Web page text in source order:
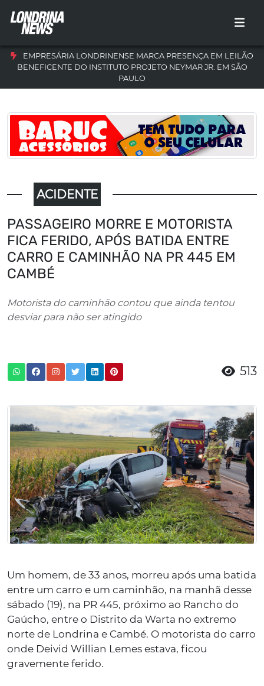
EMPRESÁRIA LONDRINENSE MARCA PRESENÇA EM LEILÃO
BENEFICENTE DO INSTITUTO PROJETO NEYMAR JR. EM SÃO
PAULO
ACIDENTE
PASSAGEIRO MORRE E MOTORISTA
FICA FERIDO, APÓS BATIDA ENTRE
CARRO E CAMINHÃO NA PR 445 EM
CAMBÉ
Motorista do caminhão contou que ainda tentou
desviar para não ser atingido
513
Um homem, de 33 anos, morreu após uma batida
entre um carro e um caminhão, na manhã desse
sábado (19), na PR 445, próximo ao Rancho do
Gaúcho, entre o Distrito da Warta no extremo
norte de Londrina e Cambé. O motorista do carro
onde Deivid Willian Lemes estava, ficou
gravemente ferido.